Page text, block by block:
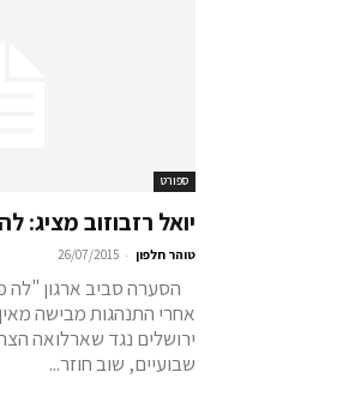
ספורט
יואל רזבוזוב מציג:
טוהר חלפון -
26/07/2015
הסערה סביב ארגון "לה
אחרי התנהגות מבישה
ירושלים נגד שארלואה
שבועיים, שוב חוזר...